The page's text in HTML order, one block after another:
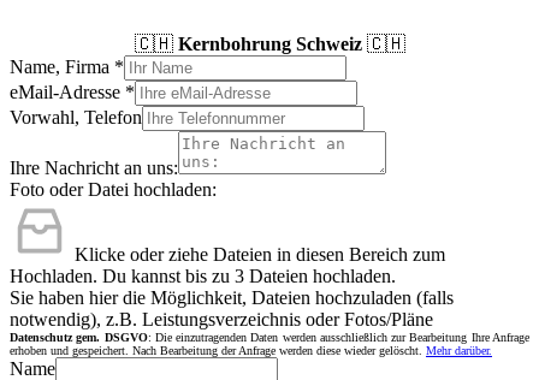
🇨🇭 Kernbohrung Schweiz🇨🇭
Name, Firma *
eMail-Adresse *
Vorwahl, Telefon
Ihre Nachricht an uns:
Foto oder Datei hochladen:
Klicke oder ziehe Dateien in diesen Bereich zum
Hochladen. Du kannst bis zu 3 Dateien hochladen.
Sie haben hier die Möglichkeit, Dateien hochzuladen (falls
notwendig), z.B. Leistungsverzeichnis oder Fotos/Pläne
Datenschutz gem. DSGVO: Die einzutragenden Daten werden ausschließlich zur Bearbeitung Ihre Anfrage
erhoben und gespeichert. Nach Bearbeitung der Anfrage werden diese wieder gelöscht. Mehr darüber.
Name